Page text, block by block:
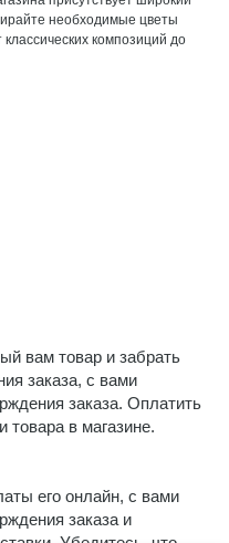
необходимые цветы
композиций до
вам товар и забрать
заказа, с вами
заказа. Оплатить
товара в магазине.
его онлайн, с вами
заказа и